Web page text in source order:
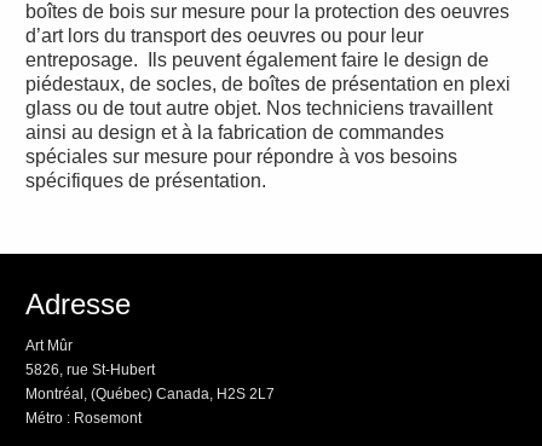
boîtes de bois sur mesure pour la protection des oeuvres
d’art lors du transport des oeuvres ou pour leur
entreposage. Ils peuvent également faire le design de
piédestaux, de socles, de boîtes de présentation en plexi
glass ou de tout autre objet. Nos techniciens travaillent
ainsi au design et à la fabrication de commandes
spéciales sur mesure pour répondre à vos besoins
spécifiques de présentation.
Adresse
Art Mûr
5826, rue St-Hubert
Montréal, (Québec) Canada, H2S 2L7
Métro : Rosemont